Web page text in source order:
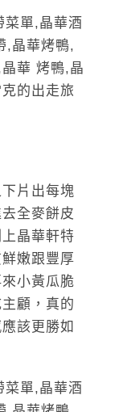
片出每塊
全麥餅皮
晶華軒特
嫩跟豐厚
小黃瓜脆
顧，真的
該更勝如